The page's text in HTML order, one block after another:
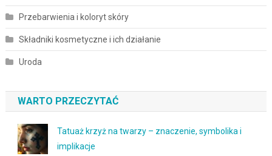
Przebarwienia i koloryt skóry
Składniki kosmetyczne i ich działanie
Uroda
WARTO PRZECZYTAĆ
Tatuaż krzyż na twarzy – znaczenie, symbolika i
implikacje